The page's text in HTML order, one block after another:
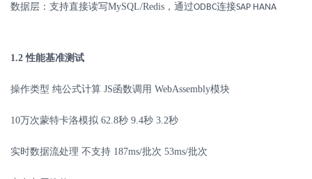
数据层：支持直接读写MySQL/Redis ，通过ODBC连接SAP HANA
1.2性能基准测试
操作类型 纯公式计算 JS函数调用 WebAssembly模块
10万次蒙特卡洛模拟 62.8秒 9.4秒 3.2秒
实时数据流处理 不支持 187ms/批次 53ms/批次